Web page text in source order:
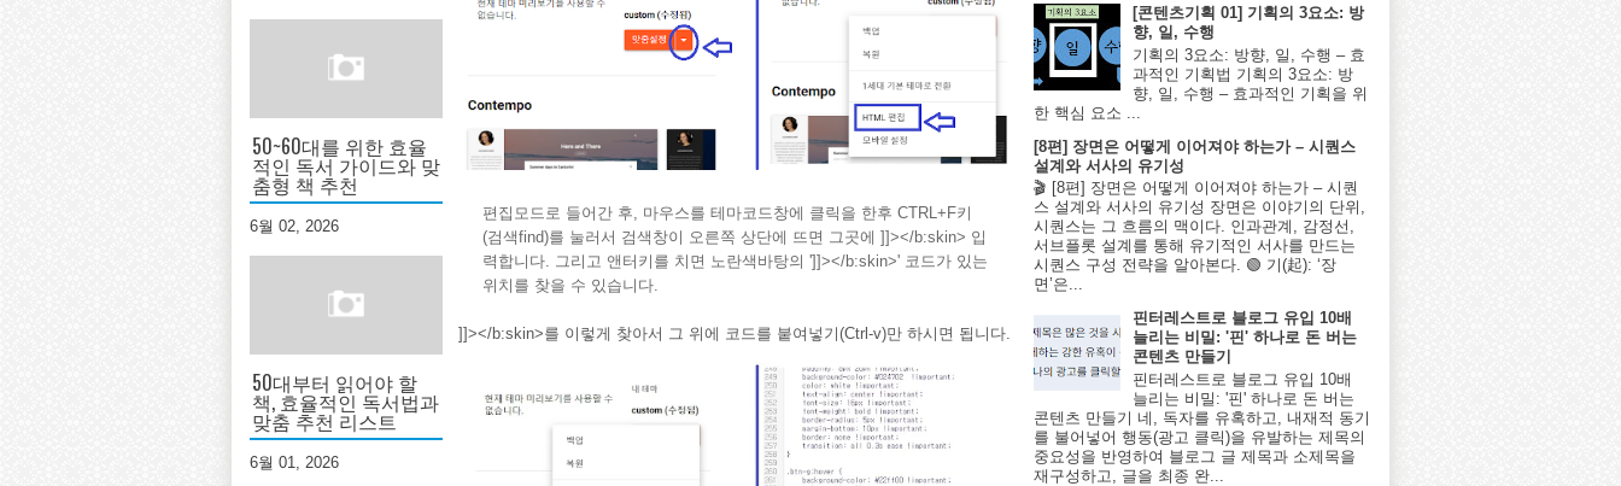
50~60대를 위한 효율
적인 독서 가이드와 맞
춤형 책 추천
6월 02, 2026
50대부터 읽어야 할
책, 효율적인 독서법과
맞춤 추천 리스트
6월 01, 2026
편집모드로 들어간 후, 마우스를 테마코드창에 클릭을 한후 CTRL+F키
(검색find)를 눌러서 검색창이 오른쪽 상단에 뜨면 그곳에 ]]></b:skin> 입
력합니다. 그리고 앤터키를 치면 노란색바탕의 ']]></b:skin>' 코드가 있는
위치를 찾을 수 있습니다.
]]></b:skin>를 이렇게 찾아서 그 위에 코드를 붙여넣기(Ctrl-v)만 하시면 됩니다.
[콘텐츠기획 01] 기획의 3요소: 방
향, 일, 수행
기획의 3요소: 방향, 일, 수행 – 효
과적인 기획법 기획의 3요소: 방
향, 일, 수행 – 효과적인 기획을 위
한 핵심 요소 ...
[8편] 장면은 어떻게 이어져야 하는가 – 시퀀스
설계와 서사의 유기성
🎬 [8편] 장면은 어떻게 이어져야 하는가 – 시퀀
스 설계와 서사의 유기성 장면은 이야기의 단위,
시퀀스는 그 흐름의 맥이다. 인과관계, 감정선,
서브플롯 설계를 통해 유기적인 서사를 만드는
시퀀스 구성 전략을 알아본다. 🟢 기(起): ‘장
면’은...
핀터레스트로 블로그 유입 10배
늘리는 비밀: '핀' 하나로 돈 버는
콘텐츠 만들기
핀터레스트로 블로그 유입 10배
늘리는 비밀: '핀' 하나로 돈 버는
콘텐츠 만들기 네, 독자를 유혹하고, 내재적 동기
를 불어넣어 행동(광고 클릭)을 유발하는 제목의
중요성을 반영하여 블로그 글 제목과 소제목을
재구성하고, 글을 최종 완...